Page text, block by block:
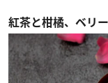
紅茶と柑橘、ベリ